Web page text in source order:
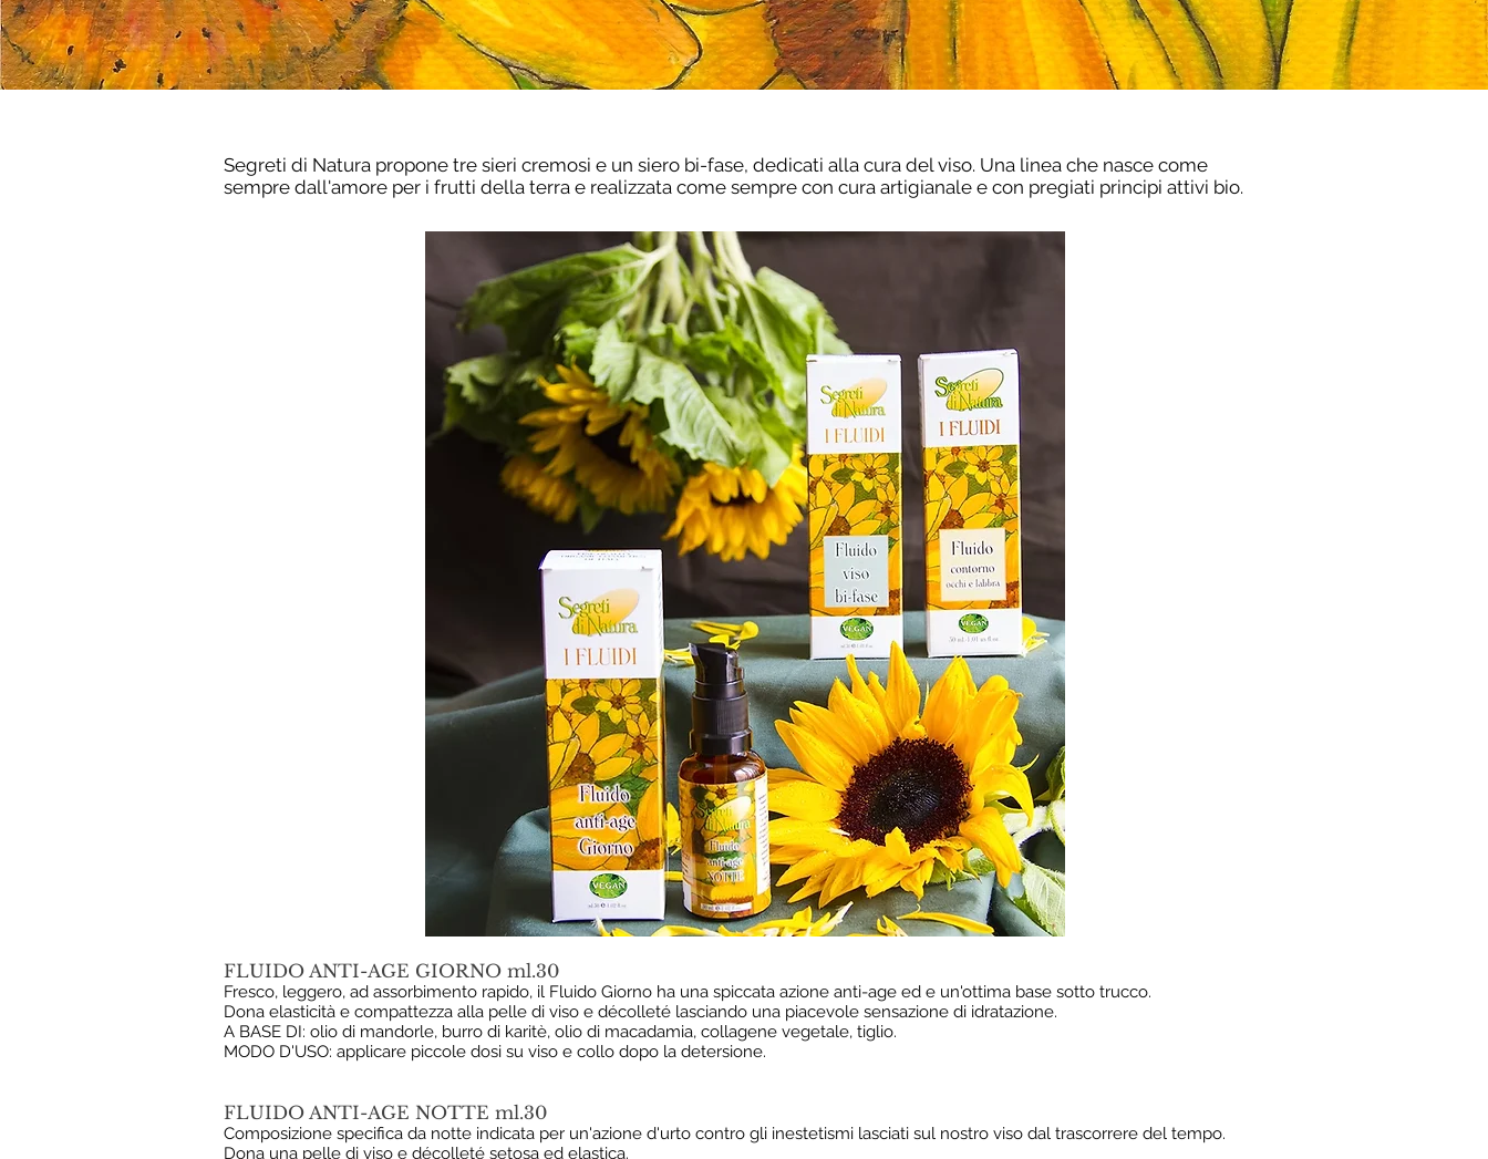
Segreti di Natura propone tre sieri cremosi e un siero bi-fase, dedicati alla cura del viso. Una linea che nasce come
sempre dall'amore per i frutti della terra e realizzata come sempre con cura artigianale e con pregiati principi attivi bio.
FLUIDO ANTI-AGE GIORNO ml.30
Fresco, leggero, ad assorbimento rapido, il Fluido Giorno ha una spiccata azione anti-age ed e un'ottima base sotto trucco.
Dona elasticità e compattezza alla pelle di viso e décolleté lasciando una piacevole sensazione di idratazione.
A BASE DI: olio di mandorle, burro di karitè, olio di macadamia, collagene vegetale, tiglio.
MODO D'USO: applicare piccole dosi su viso e collo dopo la detersione.
FLUIDO ANTI-AGE NOTTE ml.30
Composizione specifica da notte indicata per un'azione d'urto contro gli inestetismi lasciati sul nostro viso dal trascorrere del tempo.
Dona una pelle di viso e décolleté setosa ed elastica.